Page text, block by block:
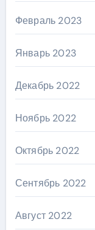
Февраль 2023
Январь 2023
Декабрь 2022
Ноябрь 2022
Октябрь 2022
Сентябрь 2022
Август 2022